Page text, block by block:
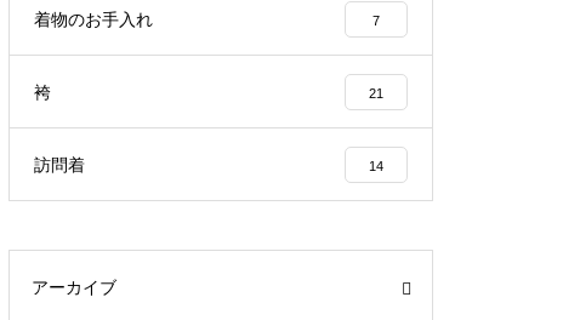
着物のお手入れ 7
袴 21
訪問着 14
アーカイブ